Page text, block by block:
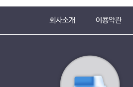
회사소개 이용약관